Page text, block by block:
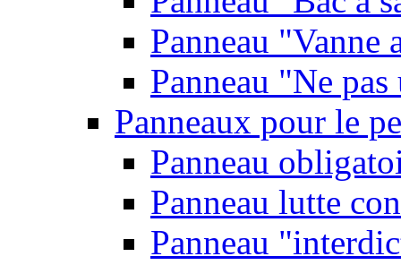
Panneau "Vanne
Panneau "Ne
Panneaux pour le
Panneau
Panneau lutte
Panneau